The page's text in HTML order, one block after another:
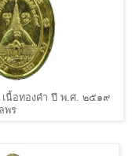
เนื้อทองคำ ปี พ.ศ. ๒๕๑๙
พร